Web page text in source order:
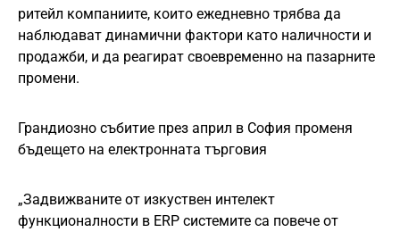
ритейл компаниите, които ежедневно трябва да
наблюдават динамични фактори като наличности и
продажби, и да реагират своевременно на пазарните
промени.
Грандиозно събитие през април в София променя
бъдещето на електронната търговия
„Задвижваните от изкуствен интелект
функционалности в ERP системите са повече от